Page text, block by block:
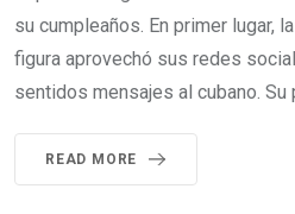
su cumpleaños. En primer lugar,
figura aprovechó sus redes
sentidos mensajes al cubano. Su
READ MORE